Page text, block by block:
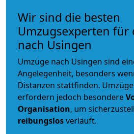
Wir sind die besten
Umzugsexperten für
nach Usingen
Umzüge nach Usingen sind
Angelegenheit, besonders
Distanzen stattfinden.
erfordern jedoch besondere
Organisation, um
reibungslosverläuft.